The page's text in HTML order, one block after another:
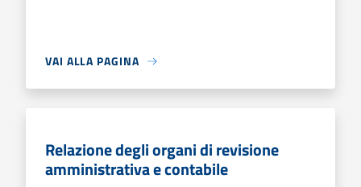
VAI ALLA PAGINA
Relazione degli organi di revisione
amministrativa e contabile